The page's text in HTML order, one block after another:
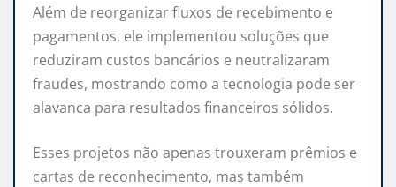
Além de reorganizar fluxos de recebimento e
pagamentos, ele implementou soluções que
reduziram custos bancários e neutralizaram
fraudes, mostrando como a tecnologia pode ser
alavanca para resultados financeiros sólidos.
Esses projetos não apenas trouxeram prêmios e
cartas de reconhecimento, mas também